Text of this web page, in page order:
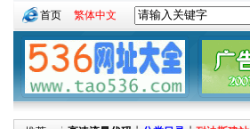
首页 繁体中文